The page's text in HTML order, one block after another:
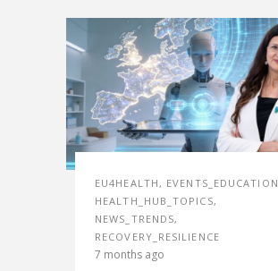
EU4HEALTH , EVENTS_EDUCATION
HEALTH_HUB_TOPICS,
NEWS_TRENDS,
RECOVERY_RESILIENCE
7 months ago